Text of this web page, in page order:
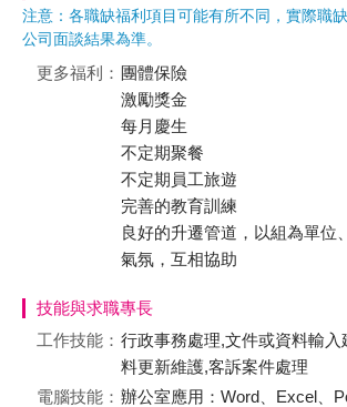
注意：各職缺福利項目可能有所不同，實際職
公司面談結果為準。
更多福利： 團體保險
激勵獎金
每月慶生
不定期聚餐
不定期員工旅遊
完善的教育訓練
良好的升遷管道，以組為單位
氣氛，互相協助
技能與求職專長
工作技能： 行政事務處理,文件或資料輸入
料更新維護,客訴案件處理
電腦技能： 辦公室應用：Word、Excel、